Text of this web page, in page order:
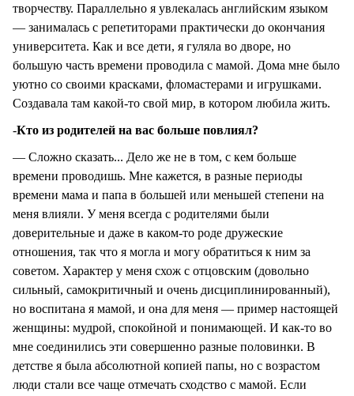
творчеству. Параллельно я увлекалась английским языком
— занималась с репетиторами практически до окончания
университета. Как и все дети, я гуляла во дворе, но
большую часть времени проводила с мамой. Дома мне было
уютно со своими красками, фломастерами и игрушками.
Создавала там какой-то свой мир, в котором любила жить.
-Кто из родителей на вас больше повлиял?
— Сложно сказать... Дело же не в том, с кем больше
времени проводишь. Мне кажется, в разные периоды
времени мама и папа в большей или меньшей степени на
меня влияли. У меня всегда с родителями были
доверительные и даже в каком-то роде дружеские
отношения, так что я могла и могу обратиться к ним за
советом. Характер у меня схож с отцовским (довольно
сильный, самокритичный и очень дисциплинированный),
но воспитана я мамой, и она для меня — пример настоящей
женщины: мудрой, спокойной и понимающей. И как-то во
мне соединились эти совершенно разные половинки. В
детстве я была абсолютной копией папы, но с возрастом
люди стали все чаще отмечать сходство с мамой. Если